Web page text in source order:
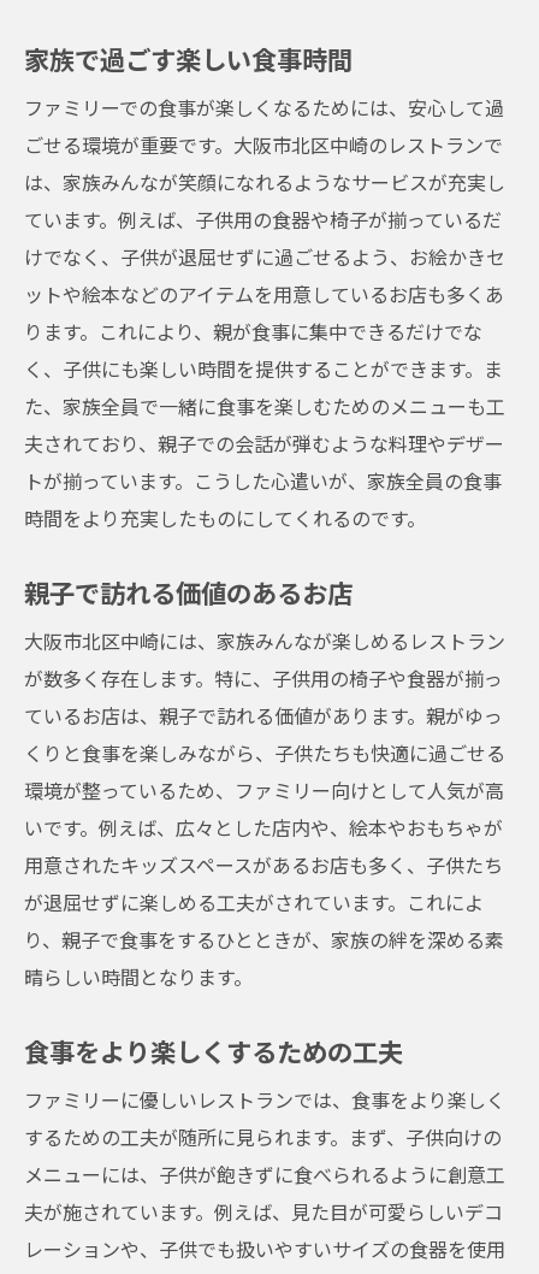
家族で過ごす楽しい食事時間
ファミリーでの食事が楽しくなるためには、安心して過
ごせる環境が重要です。大阪市北区中崎のレストランで
は、家族みんなが笑顔になれるようなサービスが充実し
ています。例えば、子供用の食器や椅子が揃っているだ
けでなく、子供が退屈せずに過ごせるよう、お絵かきセ
ットや絵本などのアイテムを用意しているお店も多くあ
ります。これにより、親が食事に集中できるだけでな
く、子供にも楽しい時間を提供することができます。ま
た、家族全員で一緒に食事を楽しむためのメニューも工
夫されており、親子での会話が弾むような料理やデザー
トが揃っています。こうした心遣いが、家族全員の食事
時間をより充実したものにしてくれるのです。
親子で訪れる価値のあるお店
大阪市北区中崎には、家族みんなが楽しめるレストラン
が数多く存在します。特に、子供用の椅子や食器が揃っ
ているお店は、親子で訪れる価値があります。親がゆっ
くりと食事を楽しみながら、子供たちも快適に過ごせる
環境が整っているため、ファミリー向けとして人気が高
いです。例えば、広々とした店内や、絵本やおもちゃが
用意されたキッズスペースがあるお店も多く、子供たち
が退屈せずに楽しめる工夫がされています。これによ
り、親子で食事をするひとときが、家族の絆を深める素
晴らしい時間となります。
食事をより楽しくするための工夫
ファミリーに優しいレストランでは、食事をより楽しく
するための工夫が随所に見られます。まず、子供向けの
メニューには、子供が飽きずに食べられるように創意工
夫が施されています。例えば、見た目が可愛らしいデコ
レーションや、子供でも扱いやすいサイズの食器を使用